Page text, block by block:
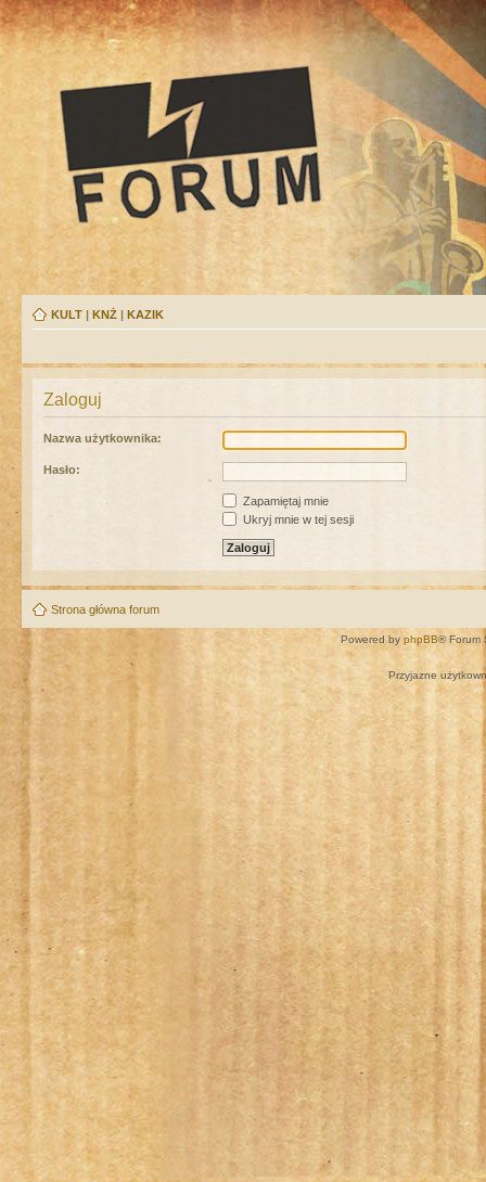
KULT | KNŻ | KAZIK
Zaloguj
Nazwa użytkownika:
Hasło:
Zapamiętaj mnie
Ukryj mnie w tej sesji
Strona główna forum
Powered by phpBB® Forum
Przyjazne